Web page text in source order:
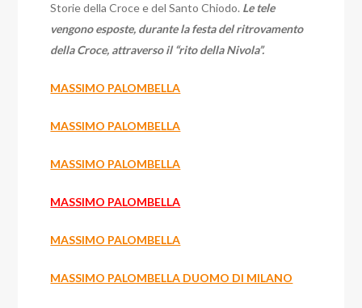
Storie della Croce e del Santo Chiodo. Le tele
vengono esposte, durante la festa del ritrovamento
della Croce, attraverso il “rito della Nivola”.
MASSIMO PALOMBELLA
MASSIMO PALOMBELLA
MASSIMO PALOMBELLA
MASSIMO PALOMBELLA
MASSIMO PALOMBELLA
MASSIMO PALOMBELLA DUOMO DI MILANO